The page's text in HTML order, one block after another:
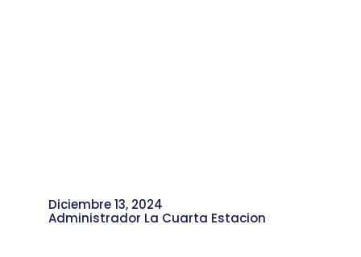
Diciembre 13, 2024
Administrador La Cuarta Estacion